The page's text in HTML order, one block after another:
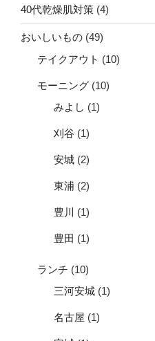
40代乾燥肌対策 (4)
おいしいもの (49)
テイクアウト (10)
モーニング (10)
みよし (1)
刈谷 (1)
安城 (2)
東浦 (2)
豊川 (1)
豊田 (1)
ランチ (10)
三河安城 (1)
名古屋 (1)